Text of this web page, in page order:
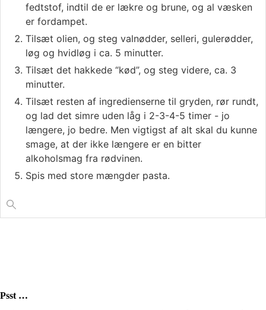
fedtstof, indtil de er lækre og brune, og al væsken
er fordampet.
Tilsæt olien, og steg valnødder, selleri, gulerødder,
løg og hvidløg i ca. 5 minutter.
Tilsæt det hakkede “kød”, og steg videre, ca. 3
minutter.
Tilsæt resten af ingredienserne til gryden, rør rundt,
og lad det simre uden låg i 2-3-4-5 timer - jo
længere, jo bedre. Men vigtigst af alt skal du kunne
smage, at der ikke længere er en bitter
alkoholsmag fra rødvinen.
Spis med store mængder pasta.
Psst …